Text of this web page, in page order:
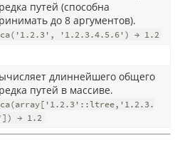
путей (способна
до 8 аргументов).
'1.2.3.4.5.6') → 1.2
длиннейшего общего
путей в массиве.
→ 1.2